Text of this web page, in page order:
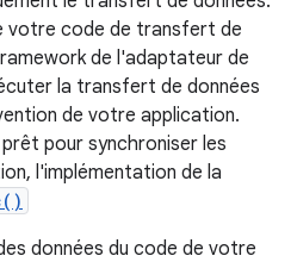
votre code de transfert de
de l'adaptateur de
la transfert de données
de votre application.
pour synchroniser les
l'implémentation de la
données du code de votre